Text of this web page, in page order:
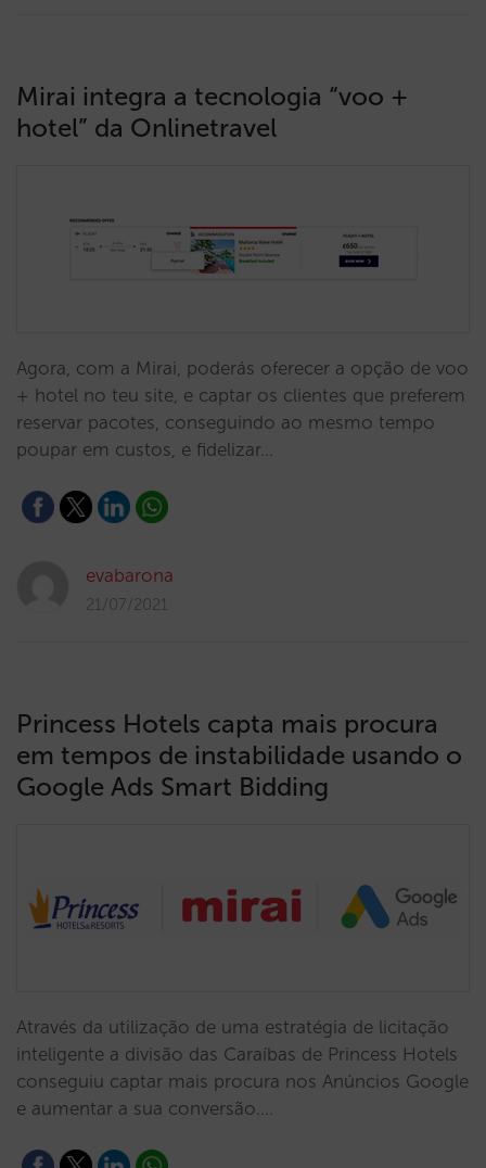
Mirai integra a tecnologia “voo +
hotel” da Onlinetravel
Agora, com a Mirai, poderás oferecer a opção de voo
+ hotel no teu site, e captar os clientes que preferem
reservar pacotes, conseguindo ao mesmo tempo
poupar em custos, e fidelizar…
evabarona
21/07/2021
Princess Hotels capta mais procura
em tempos de instabilidade usando o
Google Ads Smart Bidding
Através da utilização de uma estratégia de licitação
inteligente a divisão das Caraíbas de Princess Hotels
conseguiu captar mais procura nos Anúncios Google
e aumentar a sua conversão.…